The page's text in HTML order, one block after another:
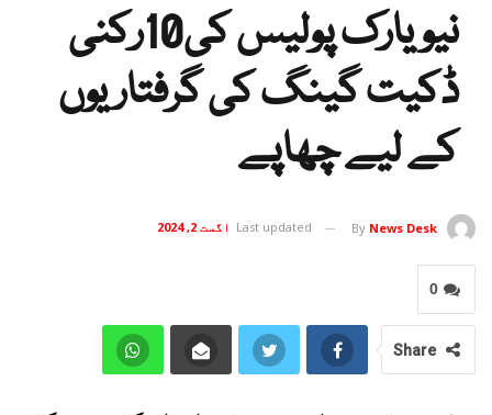
نیویارک پولیس کی10رکنی
ڈکیت گینگ کی گرفتاریوں
کے لیے چھاپے
By News Desk
Last updated اگست 2, 2024
0
Share